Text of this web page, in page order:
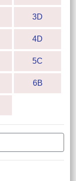
3D
4D
5C
6B